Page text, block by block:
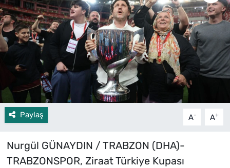
Paylaş A- A+
Nurgül GÜNAYDIN / TRABZON (DHA)-
TRABZONSPOR, Ziraat Türkiye Kupası